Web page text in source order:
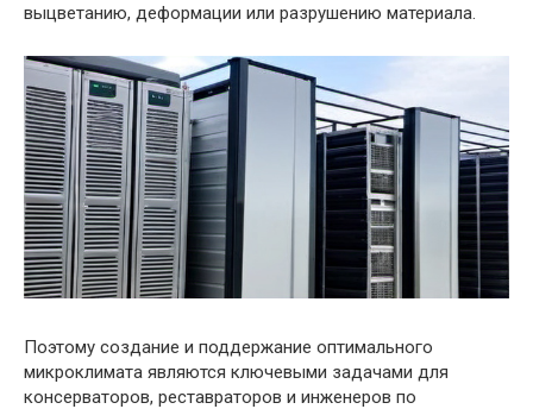
выцветанию, деформации или разрушению материала.
Поэтому создание и поддержание оптимального
микроклимата являются ключевыми задачами для
консерваторов, реставраторов и инженеров по